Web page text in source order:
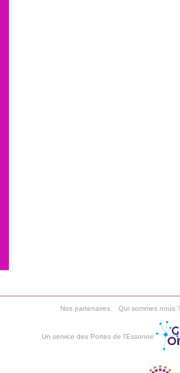
Nos partenaires Qui sommes nous
Un service des Portes de l'Essonne